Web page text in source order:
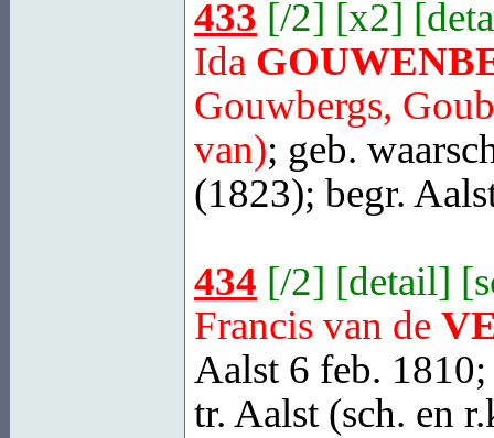
433 [/2] [x2] [
Ida
Gouwbergs,
van); geb.
(1823); begr.
434 [/2] [detail] [
Francis van de
Aalst 6 feb.
tr. Aalst (sch. en